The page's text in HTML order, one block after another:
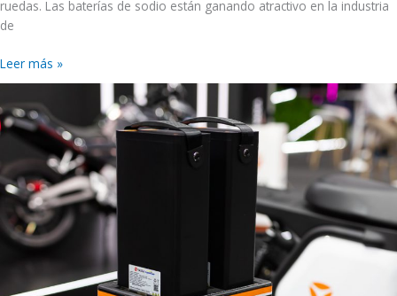
ruedas. Las baterías de sodio están ganando atractivo en la industria
de
Leer más »
motos
eléctricas
urbanas
tienen
la
gran
ventaja